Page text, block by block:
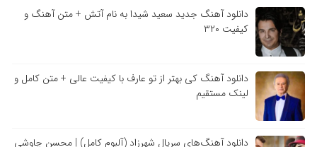
دانلود آهنگ جدید سعید شیدا به نام آتش + متن آهنگ و
کیفیت ۳۲۰
دانلود آهنگ کی بهتر از تو عارف با کیفیت عالی + متن کامل و
لینک مستقیم
دانلود آهنگ‌های سریال شهرزاد (آلبوم کامل) | محسن چاوشی